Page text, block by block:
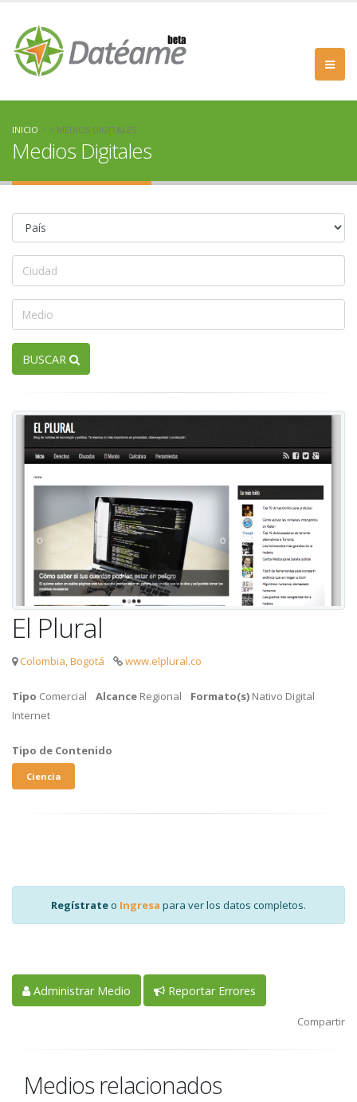
INICIO MEDIOS DIGITALES
Medios Digitales
BUSCAR
El Plural
Colombia, Bogotá www.elplural.co
Tipo Comercial Alcance Regional Formato(s) Nativo Digital
Internet
Tipo de Contenido
Ciencia
Regístrate o Ingresa para ver los datos completos.
Administrar Medio Reportar Errores
Compartir
Medios relacionados